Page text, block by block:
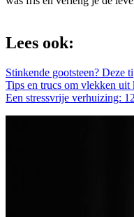
Lees ook:
Stinkende gootsteen? Deze
Tips en trucs om vlekken
Een stressvrije verhuizing: